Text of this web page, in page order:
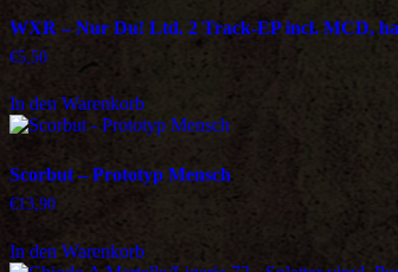
WXR – Nur Du! Ltd. 2 Track-EP incl. MCD,
€5,50
In den Warenkorb
Scorbut – Prototyp Mensch
€13,90
In den Warenkorb